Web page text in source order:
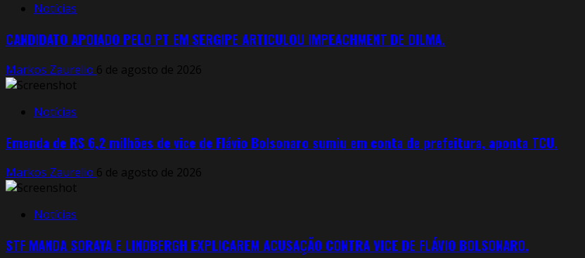
Notícias
CANDIDATO APOIADO PELO PT EM SERGIPE ARTICULOU IMPEACHMENT DE DILMA.
Markos Zaurelio 6 de agosto de 2026
Notícias
Emenda de R$ 6,2 milhões de vice de Flávio Bolsonaro sumiu em conta de prefeitura, aponta TCU.
Markos Zaurelio 6 de agosto de 2026
Notícias
STF MANDA SORAYA E LINDBERGH EXPLICAREM ACUSAÇÃO CONTRA VICE DE FLÁVIO BOLSONARO.